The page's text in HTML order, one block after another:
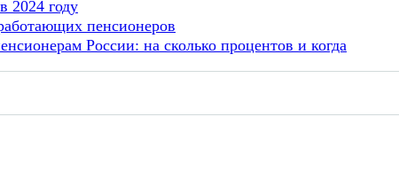
2024 году
пенсионеров
России: на сколько процентов и когда